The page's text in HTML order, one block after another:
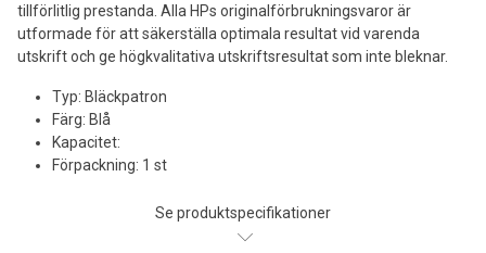
tillförlitlig prestanda. Alla HPs originalförbrukningsvaror är
utformade för att säkerställa optimala resultat vid varenda
utskrift och ge högkvalitativa utskriftsresultat som inte bleknar.
Typ: Bläckpatron
Färg: Blå
Kapacitet:
Förpackning: 1 st
Se produktspecifikationer